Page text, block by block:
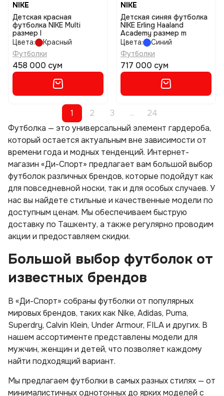
NIKE
Детская красная
футболка NIKE Multi
размер l
Цвета:
Красный
Футболки
458 000 сум
NIKE
Детская синяя футболка
NIKE Erling Haaland
Academy размер m
Цвета:
Синий
Футболки
717 000 сум
1 2 3 ...
24
Футболка — это универсальный элемент гардероба,
который остается актуальным вне зависимости от
времени года и модных тенденций. Интернет-
магазин «Ди-Спорт» предлагает вам большой выбор
футболок различных брендов, которые подойдут как
для повседневной носки, так и для особых случаев. У
нас вы найдете стильные и качественные модели по
доступным ценам. Мы обеспечиваем быструю
доставку по Ташкенту, а также регулярно проводим
акции и предоставляем скидки.
Большой выбор футболок от
известных брендов
В «Ди-Спорт» собраны футболки от популярных
мировых брендов, таких как Nike, Adidas, Puma,
Superdry, Calvin Klein, Under Armour, FILA и других. В
нашем ассортименте представлены модели для
мужчин, женщин и детей, что позволяет каждому
найти подходящий вариант.
Мы предлагаем футболки в самых разных стилях — от
минималистичных однотонных до ярких моделей с